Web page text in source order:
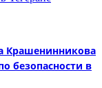
Крашенинникова
безопасности в